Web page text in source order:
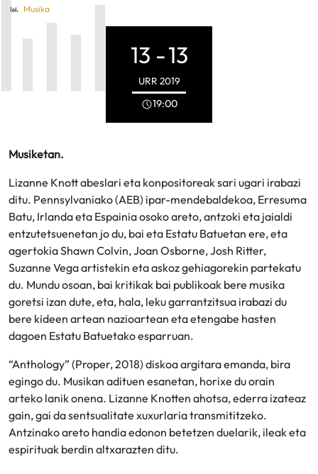
Musika
13 -13
URR 2019
19:00
Musiketan.
Lizanne Knott abeslari eta konpositoreak sari ugari irabazi
ditu. Pennsylvaniako (AEB) ipar-mendebaldekoa, Erresuma
Batu, Irlanda eta Espainia osoko areto, antzoki eta jaialdi
entzutetsuenetan jo du, bai eta Estatu Batuetan ere, eta
agertokia Shawn Colvin, Joan Osborne, Josh Ritter,
Suzanne Vega artistekin eta askoz gehiagorekin partekatu
du. Mundu osoan, bai kritikak bai publikoak bere musika
goretsi izan dute, eta, hala, leku garrantzitsua irabazi du
bere kideen artean nazioartean eta etengabe hasten
dagoen Estatu Batuetako esparruan.
“Anthology” (Proper, 2018) diskoa argitara emanda, bira
egingo du. Musikan adituen esanetan, horixe du orain
arteko lanik onena. Lizanne Knotten ahotsa, ederra izateaz
gain, gai da sentsualitate xuxurlaria transmititzeko.
Antzinako areto handia edonon betetzen duelarik, ileak eta
espirituak berdin altxarazten ditu.